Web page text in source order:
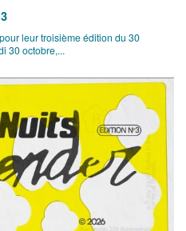
leur troisième édition du 30
30 octobre,...